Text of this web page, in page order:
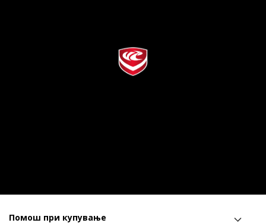
Помош при купување